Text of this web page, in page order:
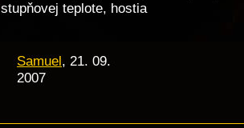
stupňovej teplote, hostia
Samuel, 21. 09.
2007